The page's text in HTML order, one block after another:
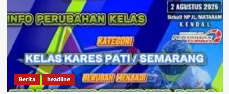
Berita headline